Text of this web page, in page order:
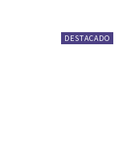
DESTACADO